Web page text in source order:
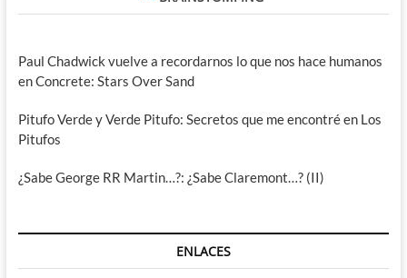
Paul Chadwick vuelve a recordarnos lo que nos hace humanos
en Concrete: Stars Over Sand
Pitufo Verde y Verde Pitufo: Secretos que me encontré en Los
Pitufos
¿Sabe George RR Martin…?: ¿Sabe Claremont…? (II)
ENLACES